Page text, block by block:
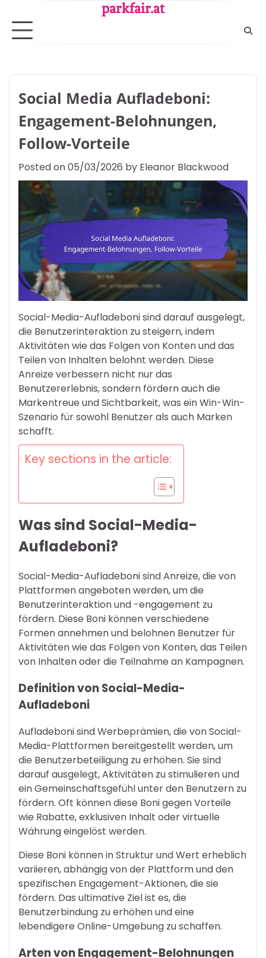
content
parkfair.at
Social Media Aufladeboni:
Engagement-Belohnungen,
Follow-Vorteile
Posted on05/03/2026 by Eleanor Blackwood
Social-Media-Aufladeboni sind darauf ausgelegt,
die Benutzerinteraktion zu steigern, indem
Aktivitäten wie das Folgen von Konten und das
Teilen von Inhalten belohnt werden. Diese
Anreize verbessern nicht nur das
Benutzererlebnis, sondern fördern auch die
Markentreue und Sichtbarkeit, was ein Win-Win-
Szenario für sowohl Benutzer als auch Marken
schafft.
Key sections in the article:
Was sind Social-Media-
Aufladeboni?
Social-Media-Aufladeboni sind Anreize, die von
Plattformen angeboten werden, um die
Benutzerinteraktion und -engagement zu
fördern. Diese Boni können verschiedene
Formen annehmen und belohnen Benutzer für
Aktivitäten wie das Folgen von Konten, das Teilen
von Inhalten oder die Teilnahme an Kampagnen.
Definition von Social-Media-
Aufladeboni
Aufladeboni sind Werbeprämien, die von Social-
Media-Plattformen bereitgestellt werden, um
die Benutzerbeteiligung zu erhöhen. Sie sind
darauf ausgelegt, Aktivitäten zu stimulieren und
ein Gemeinschaftsgefühl unter den Benutzern zu
fördern. Oft können diese Boni gegen Vorteile
wie Rabatte, exklusiven Inhalt oder virtuelle
Währung eingelöst werden.
Diese Boni können in Struktur und Wert erheblich
variieren, abhängig von der Plattform und den
spezifischen Engagement-Aktionen, die sie
fördern. Das ultimative Ziel ist es, die
Benutzerbindung zu erhöhen und eine
lebendigere Online-Umgebung zu schaffen.
Arten von Engagement-Belohnungen